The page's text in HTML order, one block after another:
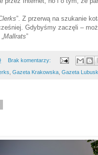
”. Z przerwą na szukanie
Gdybyśmy zaczęli –
Mallrats”
Brak komentarzy:
Gazeta Krakowska Gazeta